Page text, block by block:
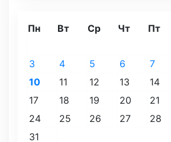
Пн Вт Ср Чт Пт
3
4 5 6 7
10
11 12 13 14
17
18 19 20 21
24
25 26 27 28
31